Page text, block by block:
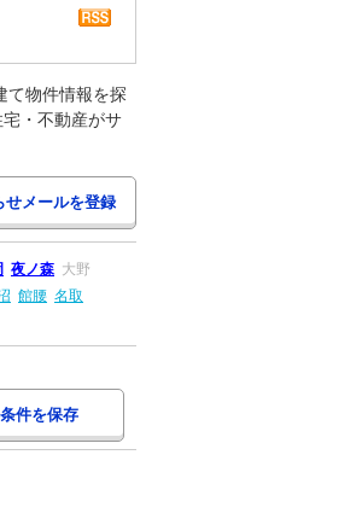
て物件情報を探
・不動産がサ
夜ノ森 大野
館腰 名取
件を保存